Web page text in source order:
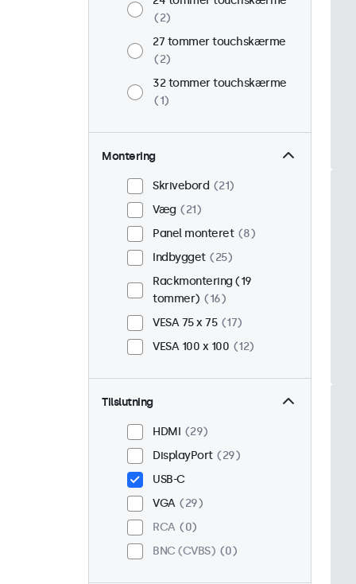
2
27 tommer touchskærme
2
32 tommer touchskærme
1
Montering
Skrivebord
21
Væg
21
Panel monteret
8
Indbygget
25
Rackmontering (19
tommer)
16
VESA 75 x 75
17
VESA 100 x 100
12
Tilslutning
HDMI
29
DisplayPort
29
USB-C
VGA
29
RCA
0
BNC (CVBS)
0